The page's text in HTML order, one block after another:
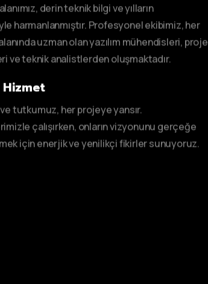
derin teknik bilgi ve yılların
harmanlanmıştır. Profesyonel ekibimiz, her
uzman olan yazılım mühendisleri, proje
ve teknik analistlerden oluşmaktadır.
tutkumuz, her projeye yansır.
çalışırken, onların vizyonunu gerçeğe
için enerjik ve yenilikçi fikirler sunuyoruz.